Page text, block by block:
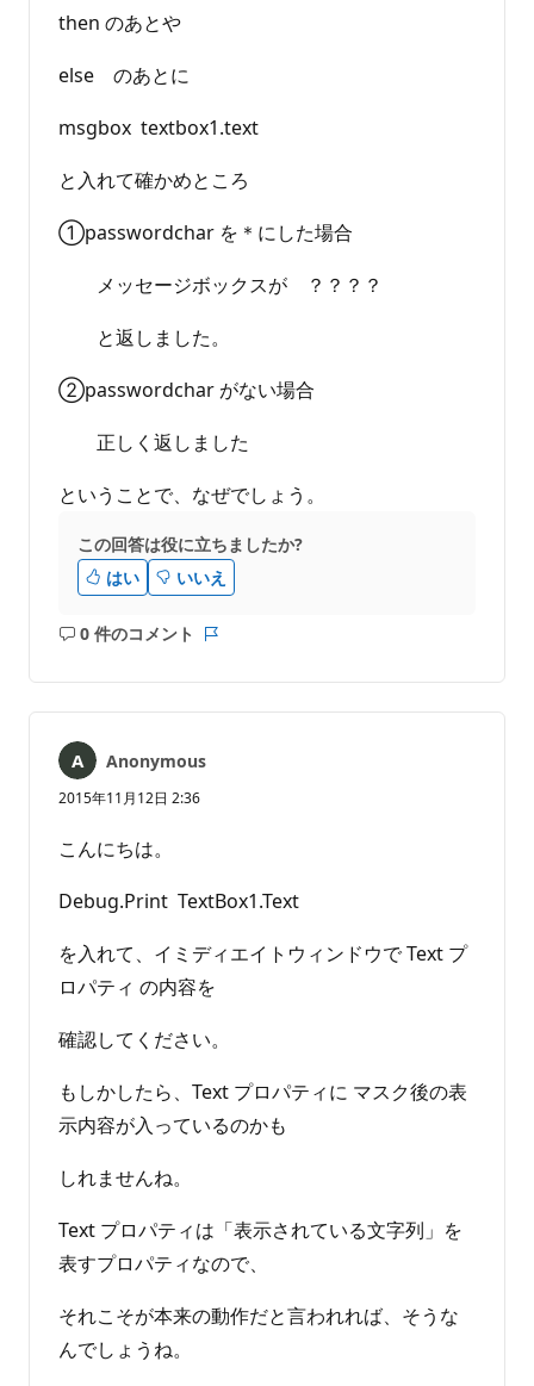
せ
then のあとや
else のあとに
msgbox textbox1.text
と入れて確かめところ
①passwordchar を＊にした場合
メッセージボックスが ？？？？
と返しました。
②passwordchar がない場合
正しく返しました
ということで、なぜでしょう。
この回答は役に立ちましたか?
はい
いいえ
0 件のコメント
コ
ト
あ
り
せ
ト
Anonymous
2015年11月12日 2:36
こんにちは。
Debug.Print TextBox1.Text
を入れて、イミディエイトウィンドウで Text プ
ロパティ の内容を
確認してください。
もしかしたら、Text プロパティに マスク後の表
示内容が入っているのかも
しれませんね。
Text プロパティは「表示されている文字列」を
表すプロパティなので、
それこそが本来の動作だと言われれば、そうな
んでしょうね。